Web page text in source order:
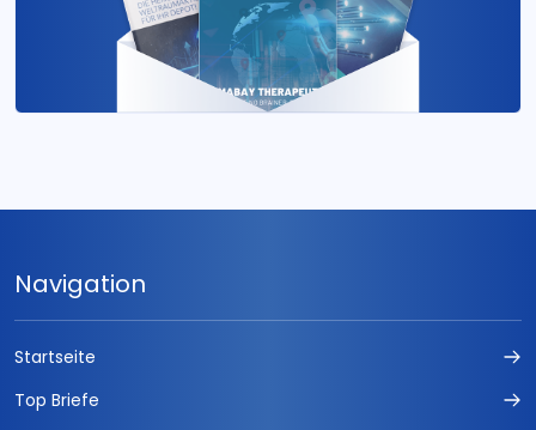
Navigation
Startseite
Top Briefe